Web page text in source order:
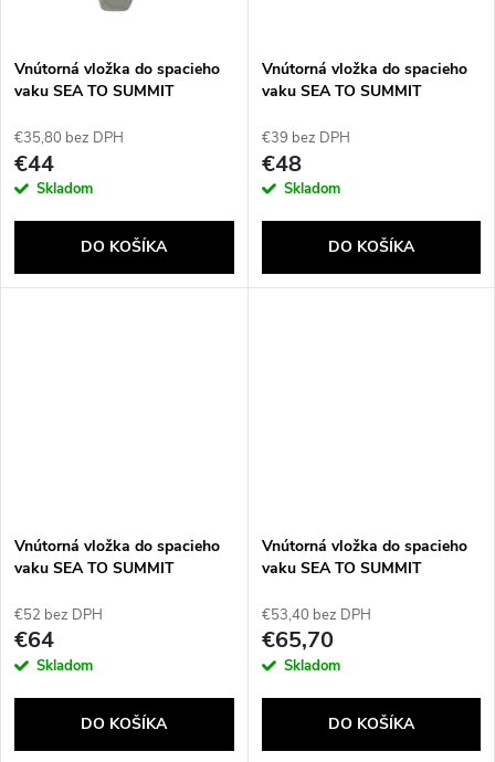
o
v
v
Vnútorná vložka do spacieho
vaku SEA TO SUMMIT
Regular, cínová
€35,80 bez DPH
€44
Skladom
DO KOŠÍKA
Vnútorná vložka do spacieho
vaku SEA TO SUMMIT
Long, cínová
€39 bez DPH
€48
Skladom
DO KOŠÍKA
Vnútorná vložka do spacieho
vaku SEA TO SUMMIT
Regular, farba picante red
€52 bez DPH
€64
Skladom
DO KOŠÍKA
Vnútorná vložka do spacieho
vaku SEA TO SUMMIT
Long, farba picante red
€53,40 bez DPH
€65,70
Skladom
DO KOŠÍKA